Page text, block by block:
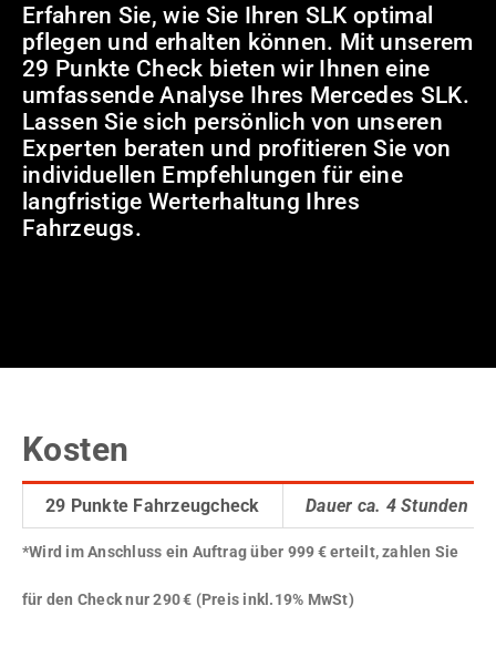
Erfahren Sie, wie Sie Ihren SLK optimal
pflegen und erhalten können. Mit unserem
29 Punkte Check bieten wir Ihnen eine
umfassende Analyse Ihres Mercedes SLK.
Lassen Sie sich persönlich von unseren
Experten beraten und profitieren Sie von
individuellen Empfehlungen für eine
langfristige Werterhaltung Ihres
Fahrzeugs.
Kosten
29 Punkte Fahrzeugcheck Dauer ca. 4 Stunden
*Wird im Anschluss ein Auftrag über 999 € erteilt, zahlen Sie
für den Check nur 290 € (Preis inkl.19% MwSt)